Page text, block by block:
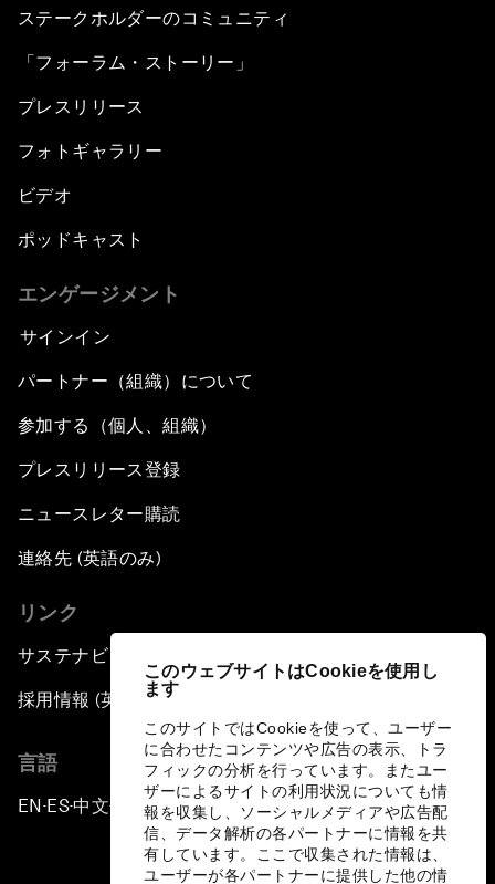
このウェブサイトはCookieを使用し
ます
このサイトではCookieを使って、ユーザー
に合わせたコンテンツや広告の表示、トラ
フィックの分析を行っています。またユー
ザーによるサイトの利用状況についても情
報を収集し、ソーシャルメディアや広告配
信、データ解析の各パートナーに情報を共
有しています。ここで収集された情報は、
ユーザーが各パートナーに提供した他の情
ステークホルダーのコミュニティ
「フォーラム・ストーリー」
プレスリリース
フォトギャラリー
ビデオ
ポッドキャスト
エンゲージメント
サインイン
パートナー（組織）について
参加する（個人、組織）
プレスリリース登録
ニュースレター購読
連絡先 (英語のみ)
リンク
サステナビリティへの取り組み
採用情報 (英語のみ)
言語
EN ▪ ES▪中文▪ 日本語